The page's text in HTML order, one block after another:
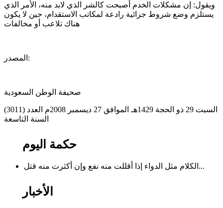
ويقول: إن مشكلات الخدم أصبحت كالشر الذي لابد منه، الأمر الذي
يستلزم وضع شروط جزائية رادعة لمكاتب الاستقدام، حين لا يكون
هناك تلاعب أو مخالفات
المصدر:
صحيفة الوطن السعودية
السبت 29 ذو الحجة 1429هـ الموافق 27 ديسمبر 2008م العدد (3011)
السنة التاسعة
حكمة اليوم
الكلام مثل الدواء إذا أقللت منه نفع وإن أكثرت منه قتل...
الأخبار